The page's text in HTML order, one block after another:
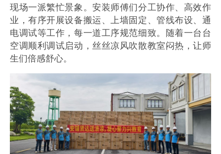
现场一派繁忙景象。安装师傅们分工协作、高效作
业，有序开展设备搬运、上墙固定、管线布设、通
电调试等工作，每一道工序规范细致。随着一台台
空调顺利调试启动，丝丝凉风吹散教室闷热，让师
生们倍感舒心。